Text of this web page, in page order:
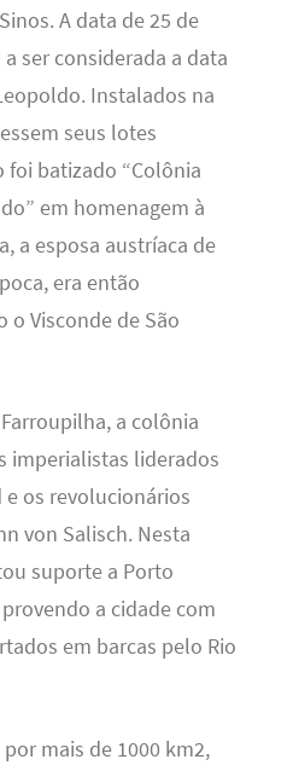
A data de 25 de
ser considerada a data
Instalados na
seus lotes
foi batizado “Colônia
em homenagem à
a esposa austríaca de
era então
o Visconde de São
a colônia
imperialistas liderados
os revolucionários
von Salisch. Nesta
suporte a Porto
a cidade com
em barcas pelo Rio
mais de 1000 km2,